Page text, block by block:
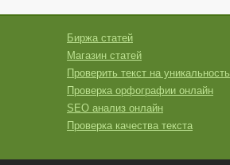
Биржа статей
Магазин статей
Проверить текст на уникальность
Проверка орфографии онлайн
SEO анализ онлайн
Проверка качества текста